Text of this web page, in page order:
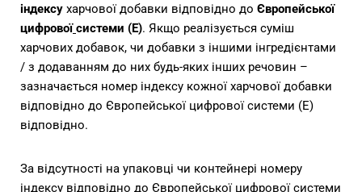
індексу харчової добавки відповідно до Європейської
цифрової системи (Е). Якщо реалізується суміш
харчових добавок, чи добавки з іншими інгредієнтами
/ з додаванням до них будь-яких інших речовин –
зазначається номер індексу кожної харчової добавки
відповідно до Європейської цифрової системи (Е)
відповідно.
За відсутності на упаковці чи контейнері номеру
індексу відповідно до Європейської цифрової системи